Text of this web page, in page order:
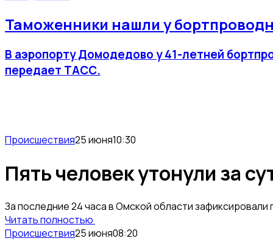
Таможенники нашли у
В аэропорту Домодедово у 41-летней
передает ТАСС.
Происшествия25 июня10:30
Пять человек утонули за
За последние 24 часа в Омской области
Читать полностью
Происшествия25 июня08:20